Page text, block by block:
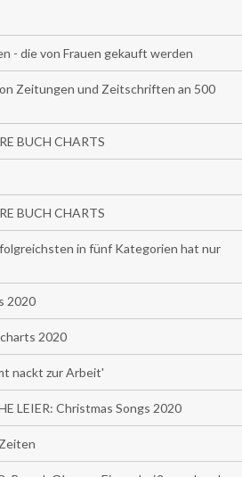
- die von Frauen gekauft werden
Zeitungen und Zeitschriften an 500
BUCH CHARTS
BUCH CHARTS
in fünf Kategorien hat nur
2020
2020
nackt zur Arbeit'
LEIER: Christmas Songs 2020